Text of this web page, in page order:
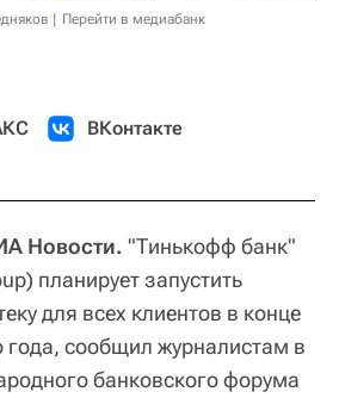
Перейти в медиабанк
ВКонтакте
Новости. "Тинькофф банк"
планирует запустить
для всех клиентов в конце
года, сообщил журналистам в
банковского форума